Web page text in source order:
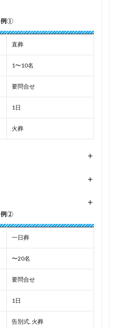
例①
直葬
1〜10名
要問合せ
1日
火葬
+
+
+
例②
一日葬
〜20名
要問合せ
1日
告別式, 火葬